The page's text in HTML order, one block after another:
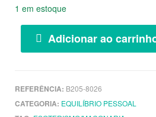
1 em estoque
Adicionar ao
REFERÊNCIA: B205-8026
CATEGORIA: EQUILÍBRIO PESSOAL